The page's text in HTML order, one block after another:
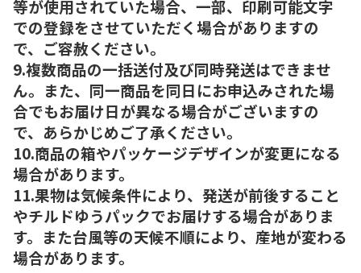
等が使用されていた場合、一部、印刷可能文字
での登録をさせていただく場合がありますの
で、ご容赦ください。
9.複数商品の一括送付及び同時発送はできませ
ん。また、同一商品を同日にお申込みされた場
合でもお届け日が異なる場合がございますの
で、あらかじめご了承ください。
10.商品の箱やパッケージデザインが変更になる
場合があります。
11.果物は気候条件により、発送が前後すること
やチルドゆうパックでお届けする場合がありま
す。また台風等の天候不順により、産地が変わる
場合があります。